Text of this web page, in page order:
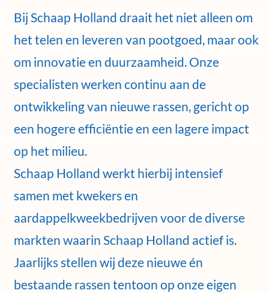
Bij Schaap Holland draait het niet alleen om
het telen en leveren van pootgoed, maar ook
om innovatie en duurzaamheid. Onze
specialisten werken continu aan de
ontwikkeling van nieuwe rassen, gericht op
een hogere efficiëntie en een lagere impact
op het milieu.
Schaap Holland werkt hierbij intensief
samen met kwekers en
aardappelkweekbedrijven voor de diverse
markten waarin Schaap Holland actief is.
Jaarlijks stellen wij deze nieuwe én
bestaande rassen tentoon op onze eigen